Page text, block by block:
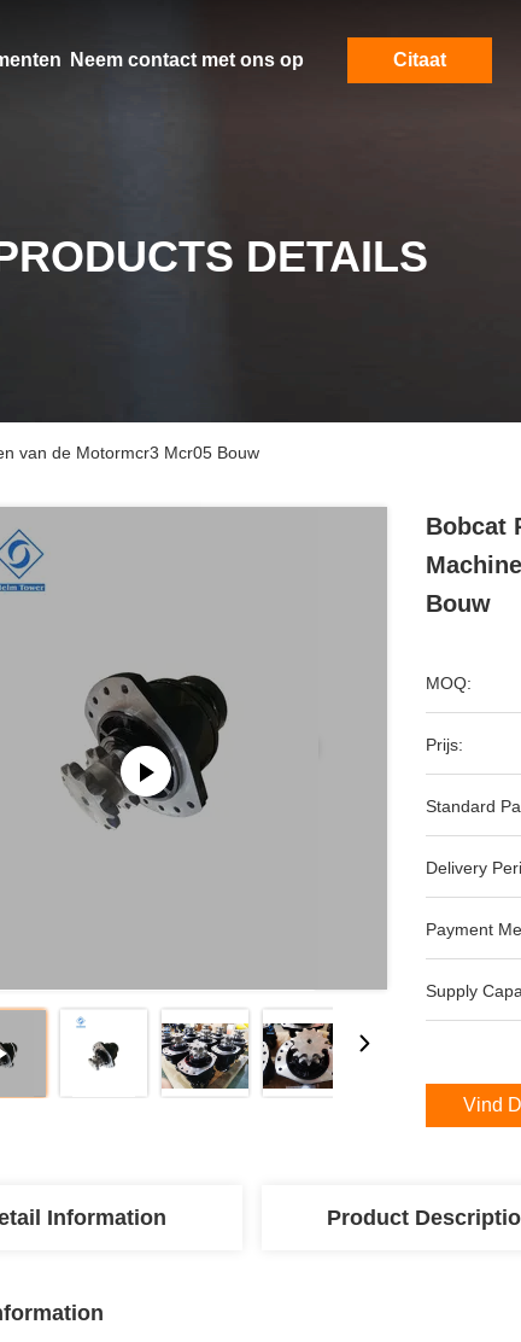
Neem contact met ons op Citaat
DETAILS
van de Motormcr3 Mcr05 Bouw
Bobcat
Bouw
MOQ:
Prijs:
Standard
Delivery
Payment
Supply
Vind
Information Product